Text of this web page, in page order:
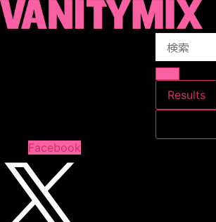
コ
ン
プ
Search
Results
Facebook